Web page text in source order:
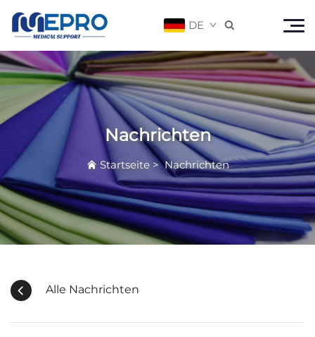
DE 
Nachrichten
Startseite>Nachrichten
Alle Nachrichten